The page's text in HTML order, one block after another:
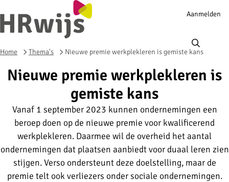
Account
Aanmelden
Home Thema's Nieuwe premie werkplekleren is gemiste kans
Nieuwe premie werkplekleren is
gemiste kans
Vanaf 1 september 2023 kunnen ondernemingen een
beroep doen op de nieuwe premie voor kwalificerend
werkplekleren. Daarmee wil de overheid het aantal
ondernemingen dat plaatsen aanbiedt voor duaal leren zien
stijgen. Verso ondersteunt deze doelstelling, maar de
premie telt ook verliezers onder sociale ondernemingen.